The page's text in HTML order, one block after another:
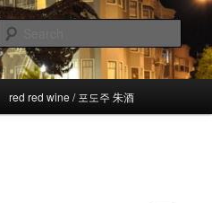
red red wine / 포도주 朱酒